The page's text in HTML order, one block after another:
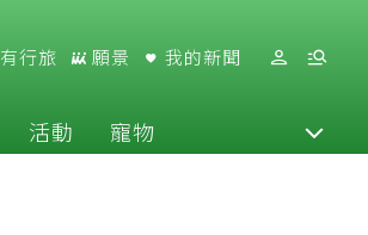
有行旅 願景 我的新聞
活動 寵物